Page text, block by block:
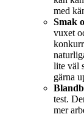
med
Smak
vuxet
lite väl
gärna
test.
mer